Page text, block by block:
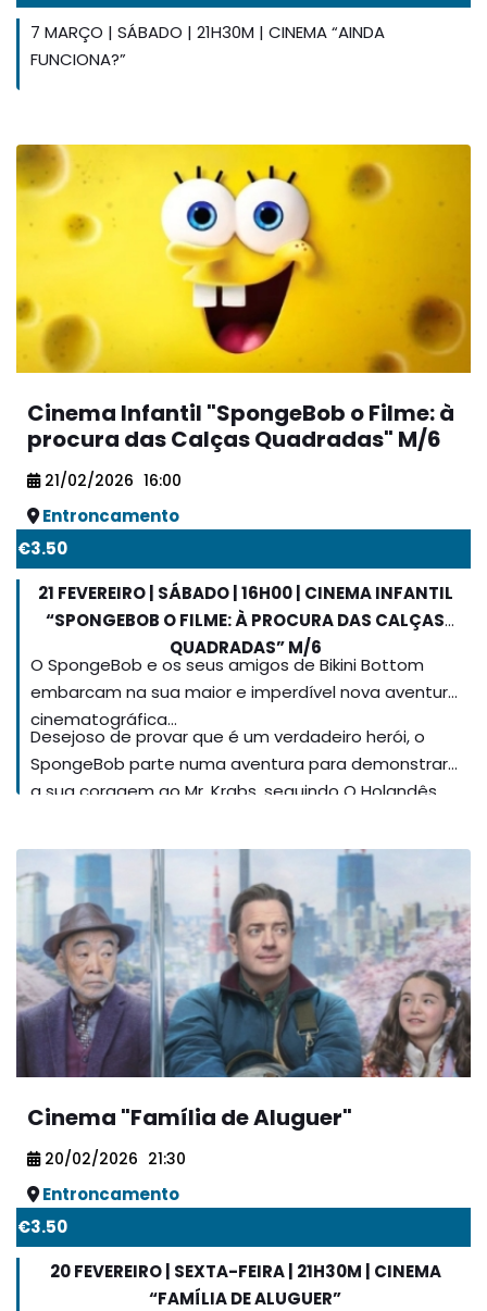
7 MARÇO | SÁBADO | 21H30M | CINEMA “AINDA
FUNCIONA?”
Cinema Infantil "SpongeBob o Filme: à
procura das Calças Quadradas" M/6
21/02/2026 16:00
Entroncamento
€3.50
21 FEVEREIRO | SÁBADO | 16H00 | CINEMA INFANTIL
“SPONGEBOB O FILME: À PROCURA DAS CALÇAS
QUADRADAS” M/6
O SpongeBob e os seus amigos de Bikini Bottom
embarcam na sua maior e imperdível nova aventura
cinematográfica…
Desejoso de provar que é um verdadeiro herói, o
SpongeBob parte numa aventura para demonstrar
a sua coragem ao Mr. Krabs, seguindo O Holandês
fantasma – numa comédia marítima que o leva às
profundezas do oceano, onde nenhumA esponja
jamais esteve.
Cinema "Família de Aluguer"
20/02/2026 21:30
Entroncamento
€3.50
20 FEVEREIRO | SEXTA-FEIRA | 21H30M | CINEMA
“FAMÍLIA DE ALUGUER”